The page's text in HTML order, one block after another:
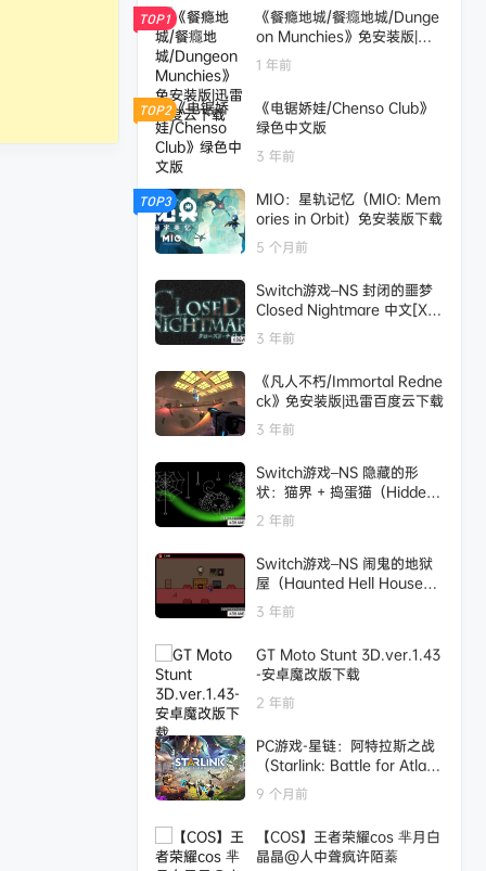
TOP1
《餐瘾地城/餐癮地城/Dunge
on Munchies》免安装版|迅
雷百度云下载
1 年前
TOP2
《电锯娇娃/Chenso Club》
绿色中文版
3 年前
TOP3
MIO：星轨记忆（MIO: Mem
ories in Orbit）免安装版下载
5 个月前
Switch游戏–NS 封闭的噩梦
Closed Nightmare 中文[XC
I],百度云下载
3 年前
《凡人不朽/Immortal Redne
ck》免安装版|迅雷百度云下载
3 年前
Switch游戏–NS 隐藏的形
状：猫界 + 捣蛋猫（Hidden
Shapes: Cat Realm + Trick
or Cats）[NSP],百度云下载
2 年前
Switch游戏–NS 闹鬼的地狱
屋（Haunted Hell House）
[NSP],百度云下载
3 年前
GT Moto Stunt 3D.ver.1.43
-安卓魔改版下载
2 年前
PC游戏-星链：阿特拉斯之战
（Starlink: Battle for Atla
s）绿色版|百度云迅雷下载
9 个月前
【COS】王者荣耀cos 芈月白
晶晶@人中聋疯许陌蓁